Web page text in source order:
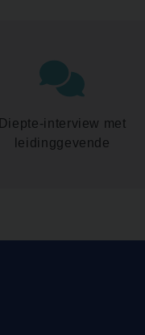
Diepte-interview met
leidinggevende